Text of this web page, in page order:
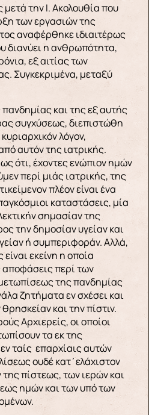
την Ι. Ακολουθία που
των εργασιών της
αναφέρθηκε ιδιαιτέρως
διανύει η ανθρωπότητα,
εξ αιτίας των
Συγκεκριμένα, μεταξύ
πανδημίας και της εξ αυτής
συγχύσεως, διεπιστώθη
λόγον,
αυτόν της ιατρικής.
ότι, έχοντες ενώπιον ημών
περί μιάς ιατρικής, της
πλέον είναι ένα
καταστάσεις, μία
σημασίαν της
την δημοσίαν υγείαν και
ή συμπεριφοράν. Αλλά,
εκείνη η οποία
αποφάσεις περί των
της πανδημίας
ζητήματα εν σχέσει και
και την πίστιν.
Αρχιερείς, οι οποίοι
τα εκ της
ταίς επαρχίαις αυτών
ουδέ κατ᾽ ελάχιστον
πίστεως, των ιερών και
ημών και των υπό των